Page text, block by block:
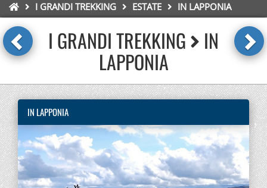
I GRANDI TREKKING ESTATE IN LAPPONIA
I GRANDI TREKKING IN
LAPPONIA
IN LAPPONIA